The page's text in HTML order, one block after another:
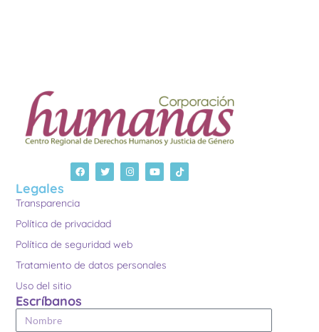
Legales
Transparencia
Política de privacidad
Política de seguridad web
Tratamiento de datos personales
Uso del sitio
Escríbanos